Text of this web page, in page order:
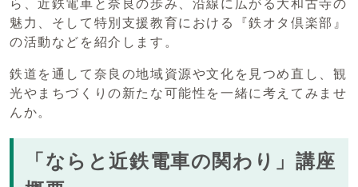
ら、近鉄電車と奈良の歩み、沿線に広がる大和古寺の
魅力、そして特別支援教育における『鉄オタ倶楽部』
の活動などを紹介します。
鉄道を通して奈良の地域資源や文化を見つめ直し、観
光やまちづくりの新たな可能性を一緒に考えてみませ
んか。
「ならと近鉄電車の関わり」講座